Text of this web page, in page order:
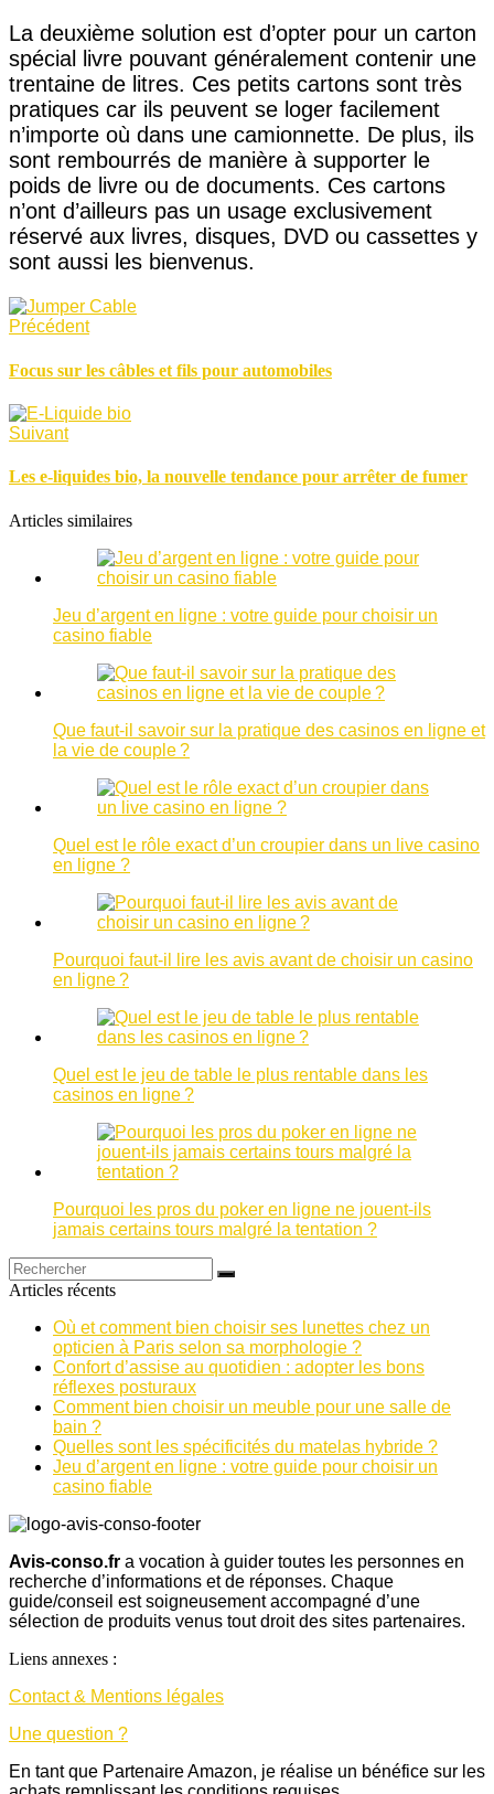
La deuxième solution est d’opter pour un carton
spécial livre pouvant généralement contenir une
trentaine de litres. Ces petits cartons sont très
pratiques car ils peuvent se loger facilement
n’importe où dans une camionnette. De plus, ils
sont rembourrés de manière à supporter le
poids de livre ou de documents. Ces cartons
n’ont d’ailleurs pas un usage exclusivement
réservé aux livres, disques, DVD ou cassettes y
sont aussi les bienvenus.
Précédent
Focus sur les câbles et fils pour automobiles
Suivant
Les e-liquides bio, la nouvelle tendance pour arrêter de fumer
Articles similaires
Jeu d’argent en ligne : votre guide pour choisir un
casino fiable
Que faut-il savoir sur la pratique des casinos en ligne et
la vie de couple ?
Quel est le rôle exact d’un croupier dans un live casino
en ligne ?
Pourquoi faut-il lire les avis avant de choisir un casino
en ligne ?
Quel est le jeu de table le plus rentable dans les
casinos en ligne ?
Pourquoi les pros du poker en ligne ne jouent-ils
jamais certains tours malgré la tentation ?
Articles récents
Où et comment bien choisir ses lunettes chez un
opticien à Paris selon sa morphologie ?
Confort d’assise au quotidien : adopter les bons
réflexes posturaux
Comment bien choisir un meuble pour une salle de
bain ?
Quelles sont les spécificités du matelas hybride ?
Jeu d’argent en ligne : votre guide pour choisir un
casino fiable
Avis-conso.fr a vocation à guider toutes les personnes en
recherche d’informations et de réponses. Chaque
guide/conseil est soigneusement accompagné d’une
sélection de produits venus tout droit des sites partenaires.
Liens annexes :
Contact & Mentions légales
Une question ?
En tant que Partenaire Amazon, je réalise un bénéfice sur les